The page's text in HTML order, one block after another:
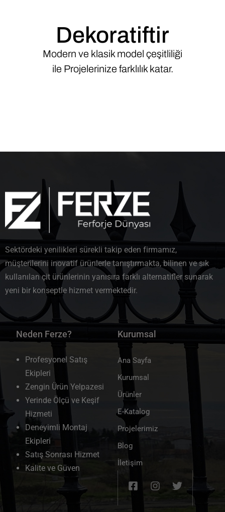
Dekoratiftir​
Modern ve klasik model çeşitliliği
ile Projelerinize farklılık katar.​
Sektördeki yenilikleri sürekli takip eden firmamız,
müşterilerini inovatif ürünlerle tanıştırmakta, bilinen ve sık
kullanılan çit ürünlerinin yanısıra farklı alternatifler sunarak
yeni bir konseptle hizmet vermektedir.
Neden Ferze?
Profesyonel Satış
Ekipleri
Zengin Ürün Yelpazesi
Yerinde Ölçü ve Keşif
Hizmeti
Deneyimli Montaj
Ekipleri
Satış Sonrası Hizmet
Kalite ve Güven
Kurumsal
Ana Sayfa
Kurumsal
Ürünler
E-Katalog
Projelerimiz
Blog
İletişim